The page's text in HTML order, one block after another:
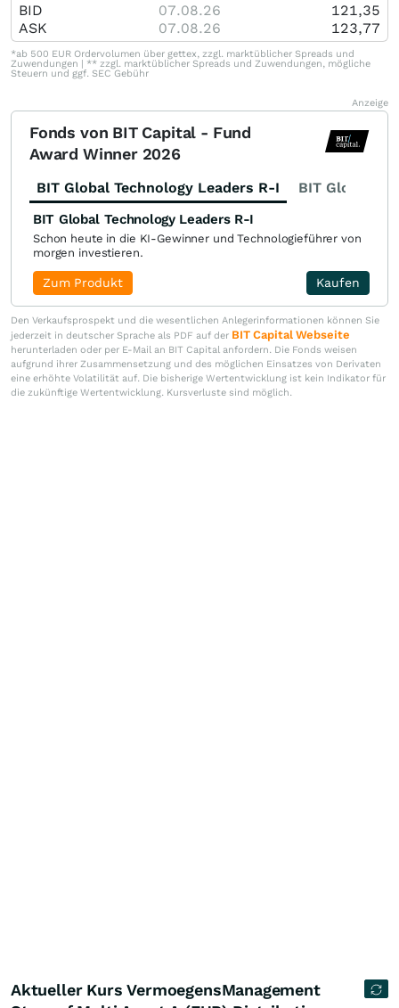
BID 07.08.26
121,35
ASK
07.08.26 123,77
*ab 500 EUR Ordervolumen über gettex, zzgl. marktüblicher Spreads und
Zuwendungen | ** zzgl. marktüblicher Spreads und Zuwendungen, mögliche
Steuern und ggf. SEC Gebühr
Anzeige
Fonds von BIT Capital - Fund
Award Winner 2026
BIT Global Technology Leaders R-I BIT Global
BIT Global Technology Leaders R-I
Schon heute in die KI-Gewinner und Technologieführer von
morgen investieren.
Kaufen
Zum Produkt
Den Verkaufsprospekt und die wesentlichen Anlegerinformationen können Sie
jederzeit in deutscher Sprache als PDF auf der BIT Capital Webseite
herunterladen oder per E-Mail an BIT Capital anfordern. Die Fonds weisen
aufgrund ihrer Zusammensetzung und des möglichen Einsatzes von Derivaten
eine erhöhte Volatilität auf. Die bisherige Wertentwicklung ist kein Indikator für
die zukünftige Wertentwicklung. Kursverluste sind möglich.
Aktueller Kurs VermoegensManagement